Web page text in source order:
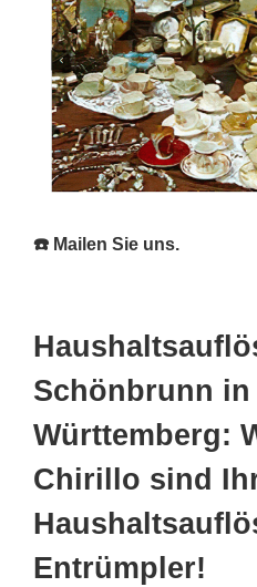
☎️ Mailen Sie uns.
Schönbrunn in
Württemberg:
Chirillo sind
Entrümpler!